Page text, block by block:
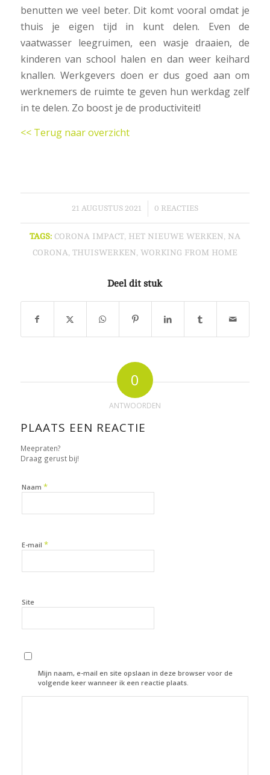
benutten we veel beter. Dit komt vooral omdat je
thuis je eigen tijd in kunt delen. Even de
vaatwasser leegruimen, een wasje draaien, de
kinderen van school halen en dan weer keihard
knallen. Werkgevers doen er dus goed aan om
werknemers de ruimte te geven hun werkdag zelf
in te delen. Zo boost je de productiviteit!
<< Terug naar overzicht
21 AUGUSTUS 2021
/ 0 REACTIES
TAGS: CORONA IMPACT, HET NIEUWE WERKEN, NA
CORONA, THUISWERKEN, WORKING FROM HOME
Deel dit stuk
0
ANTWOORDEN
PLAATS EEN REACTIE
Meepraten?
Draag gerust bij!
Naam *
E-mail *
Site
Mijn naam, e-mail en site opslaan in deze browser voor de
volgende keer wanneer ik een reactie plaats.